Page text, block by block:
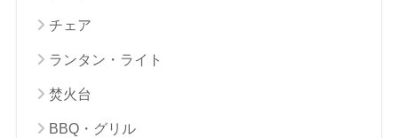
チェア
ランタン・ライト
焚火台
BBQ・グリル